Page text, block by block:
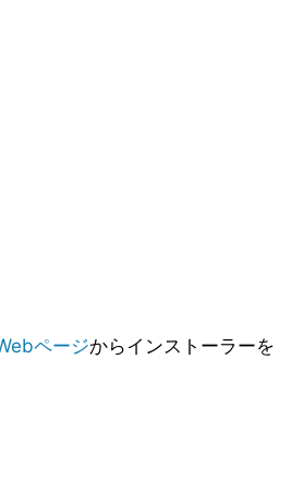
ページからインストーラーを